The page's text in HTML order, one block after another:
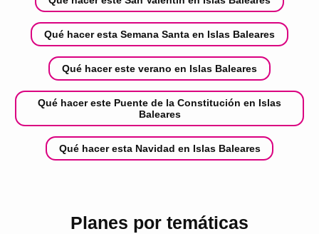
Qué hacer esta Semana Santa en Islas Baleares
Qué hacer este verano en Islas Baleares
Qué hacer este Puente de la Constitución en Islas
Baleares
Qué hacer esta Navidad en Islas Baleares
Planes por temáticas